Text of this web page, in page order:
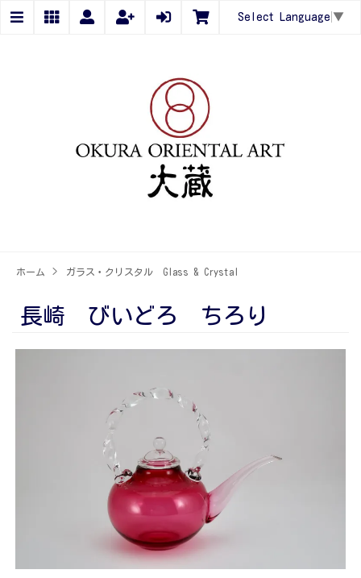
Select Language ▼
ホーム > ガラス・クリスタル Glass & Crystal
長崎 びいどろ ちろり